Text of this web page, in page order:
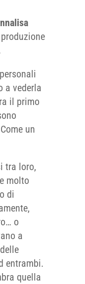
a vederla
il primo
un
tra loro,
molto
di
o
a
entrambi.
quella